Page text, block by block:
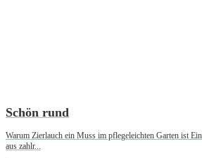
Schön rund
Warum Zierlauch ein Muss im pflegeleichten Garten ist
aus zahlr...